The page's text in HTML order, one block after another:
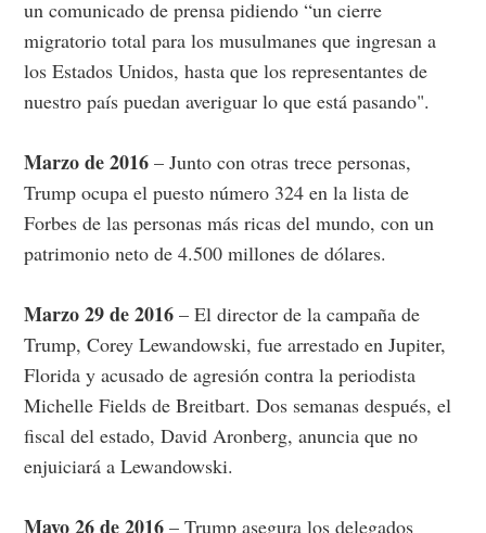
un comunicado de prensa pidiendo “un cierre
migratorio total para los musulmanes que ingresan a
los Estados Unidos, hasta que los representantes de
nuestro país puedan averiguar lo que está pasando".
Marzo de 2016 – Junto con otras trece personas,
Trump ocupa el puesto número 324 en la lista de
Forbes de las personas más ricas del mundo, con un
patrimonio neto de 4.500 millones de dólares.
Marzo 29 de 2016– El director de la campaña de
Trump, Corey Lewandowski, fue arrestado en Jupiter,
Florida y acusado de agresión contra la periodista
Michelle Fields de Breitbart. Dos semanas después, el
fiscal del estado, David Aronberg, anuncia que no
enjuiciará a Lewandowski.
Mayo 26 de 2016 – Trump asegura los delegados